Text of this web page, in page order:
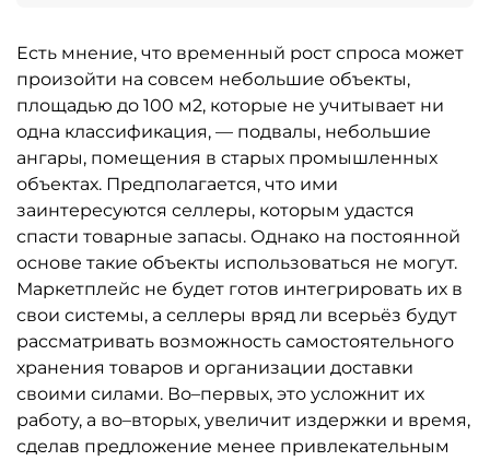
Есть мнение, что временный рост спроса может
произойти на совсем небольшие объекты,
площадью до 100 м2, которые не учитывает ни
одна классификация, — подвалы, небольшие
ангары, помещения в старых промышленных
объектах. Предполагается, что ими
заинтересуются селлеры, которым удастся
спасти товарные запасы. Однако на постоянной
основе такие объекты использоваться не могут.
Маркетплейс не будет готов интегрировать их в
свои системы, а селлеры вряд ли всерьёз будут
рассматривать возможность самостоятельного
хранения товаров и организации доставки
своими силами. Во–первых, это усложнит их
работу, а во–вторых, увеличит издержки и время,
сделав предложение менее привлекательным